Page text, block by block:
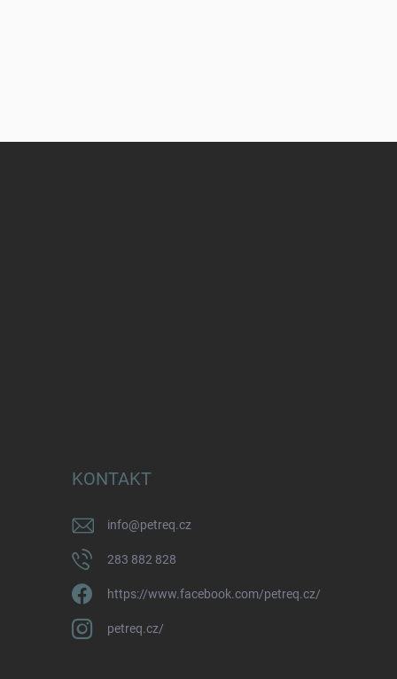
KONTAKT
info@petreq.cz
283 882 828
https://www.facebook.com/petreq.cz/
petreq.cz/